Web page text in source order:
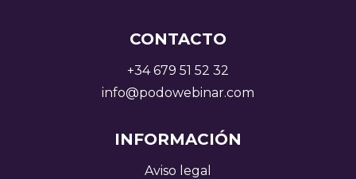
CONTACTO
+34 679 51 52 32
info@podowebinar.com
INFORMACIÓN
Aviso legal